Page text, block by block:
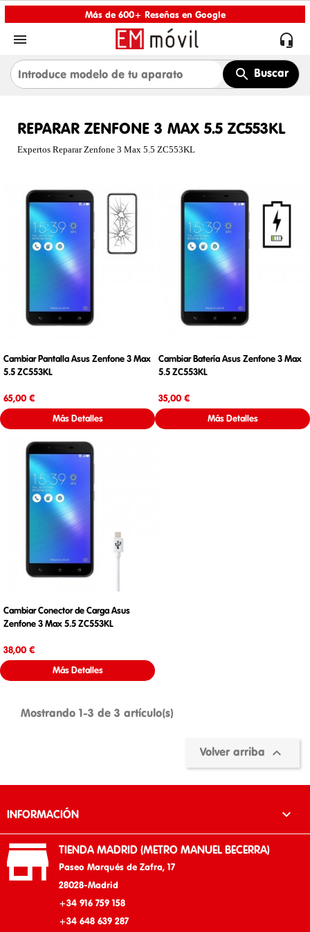
Más de 600+ Reseñas en Google
 
Buscar
REPARAR ZENFONE 3 MAX 5.5 ZC553KL
Expertos Reparar Zenfone 3 Max 5.5 ZC553KL
Cambiar Pantalla Asus Zenfone 3 Max
5.5 ZC553KL
65,00 €
Más Detalles
Cambiar Batería Asus Zenfone 3 Max
5.5 ZC553KL
35,00 €
Más Detalles
Cambiar Conector de Carga Asus
Zenfone 3 Max 5.5 ZC553KL
38,00 €
Más Detalles
Mostrando 1-3 de 3 artículo(s)
Volver arriba 
INFORMACIÓN 
 TIENDA MADRID (METRO MANUEL BECERRA)
Paseo Marqués de Zafra, 17
28028-Madrid
+34 916 759 158
+34 648 639 287